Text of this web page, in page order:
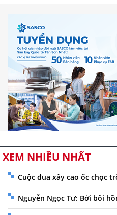
XEM NHIỀU NHẤT
Cuộc đua xây cao ốc chọc
Nguyễn Ngọc Tư: Bởi bôi